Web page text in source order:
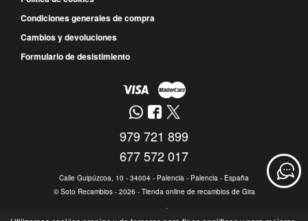
Condiciones generales de compra
Cambios y devoluciones
Formulario de desistimiento
979 721 899
677 572 017
Calle Guipúzcoa, 10 - 34004 - Palencia - Palencia - España
©Soto Recambios- 2026 - Tienda online de recambios de Gira